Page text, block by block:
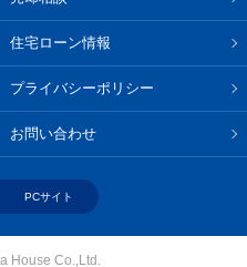
住宅ローン情報
プライバシーポリシー
お問い合わせ
PCサイト
House Co.,Ltd.